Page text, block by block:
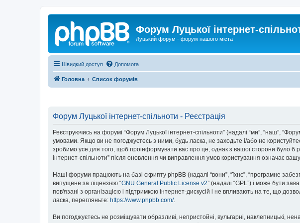
Форум Луцької інтернет-
Луцький форум - форум нашого міста
Швидкий доступ Допомога
Головна Список форумів
Форум Луцької інтернет-спільноти - Реєстрація
Реєструючись на форумі “Форум Луцької інтернет-спільноти” (надалі “ми”, “наш”,
умовами. Якщо ви не погоджуєтесь з ними, будь ласка, не заходьте і/або не
зробимо усе для того, щоб проінформувати вас про це, однак з вашої сторони було б
інтернет-спільноти” після оновлення чи виправлення умов користування означає
Наші форуми працюють на базі скрипту phpBB (надалі “вони”, “їхнє”, “програмне
випущене за ліцензією “GNU General Public License v2” (надалі “GPL”) і може бути
пов'язані з організацією і підтримкою інтернет-дискусій і не впливають на те, що
ласка, перегляньте: https://www.phpbb.com/.
Ви погоджуєтесь не розміщувати образливі, непристойні, вульгарні, наклепницькі,